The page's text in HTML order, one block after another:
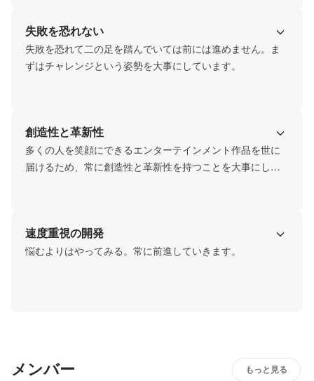
失敗を恐れない
失敗を恐れて二の足を踏んでいては前には進めません。ま
ずはチャレンジという姿勢を大事にしています。
創造性と革新性
多くの人を笑顔にできるエンターテインメント作品を世に
届けるため、常に創造性と革新性を持つことを大事にして
速度重視の開発
メンバー もっと見る